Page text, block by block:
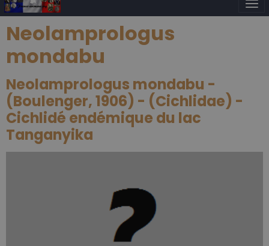
Neolamprologus
mondabu
Neolamprologus mondabu -
(Boulenger, 1906) - (Cichlidae) -
Cichlidé endémique du lac
Tanganyika